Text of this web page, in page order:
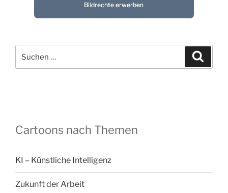
Bildrechte erwerben
nach:
Cartoons nach Themen
KI – Künstliche Intelligenz
Zukunft der Arbeit